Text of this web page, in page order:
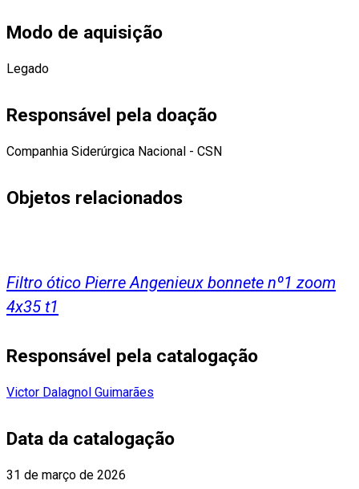
Modo de aquisição
Legado
Responsável pela doação
Companhia Siderúrgica Nacional - CSN
Objetos relacionados
Filtro ótico Pierre Angenieux bonnete nº1 zoom
4x35 t1
Responsável pela catalogação
Victor Dalagnol Guimarães
Data da catalogação
31 de março de 2026